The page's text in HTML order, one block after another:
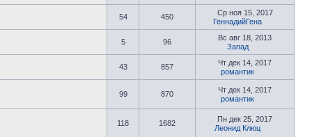
54 450
Ср ноя 15, 2017
ГеннадийГена
5 96
Вс авг 18, 2013
Запад
43 857
Чт дек 14, 2017
романтик
99 870
Чт дек 14, 2017
романтик
118 1682
Пн дек 25, 2017
Леонид Клюц